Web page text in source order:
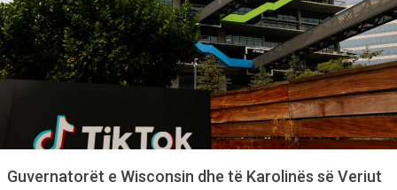
Guvernatorët e Wisconsin dhe të Karolinës së Veriut